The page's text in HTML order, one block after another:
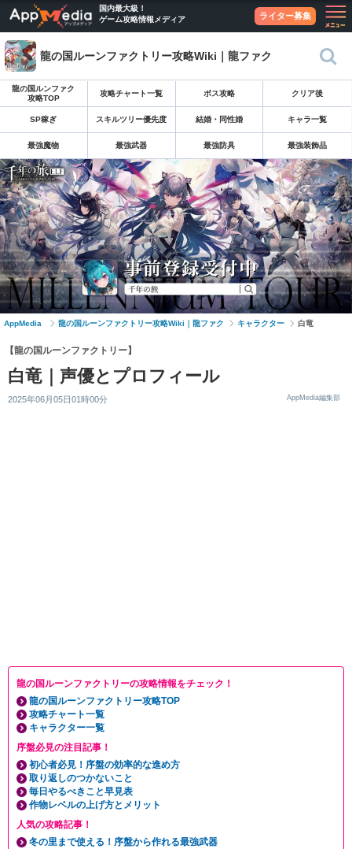
国内最大級！
ゲーム攻略情報メディア
ライター募集
龍の国ルーンファクトリー攻略Wiki｜龍ファク
龍の国ルンファク
攻略TOP
攻略チャート一覧 ボス攻略 クリア後
SP稼ぎ スキルツリー優先度 結婚・同性婚 キャラ一覧
最強魔物 最強武器 最強防具 最強装飾品
AppMedia 龍の国ルーンファクトリー攻略Wiki｜龍ファク キャラクター 白竜
【龍の国ルーンファクトリー】
白竜｜声優とプロフィール
2025年06月05日01時00分 AppMedia編集部
龍の国ルーンファクトリーの攻略情報をチェック！
龍の国ルーンファクトリー攻略TOP
攻略チャート一覧
キャラクター一覧
序盤必見の注目記事！
初心者必見！序盤の効率的な進め方
取り返しのつかないこと
毎日やるべきこと早見表
作物レベルの上げ方とメリット
人気の攻略記事！
冬の里まで使える！序盤から作れる最強武器